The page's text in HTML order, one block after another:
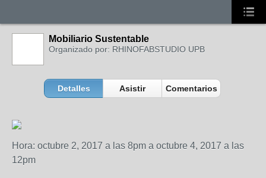
Mobiliario Sustentable
Organizado por: RHINOFABSTUDIO UPB
Detalles Asistir Comentarios
Hora: octubre 2, 2017 a las 8pm a octubre 4, 2017 a las
12pm